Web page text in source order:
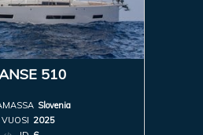
510
Slovenia
VUOSI 2025